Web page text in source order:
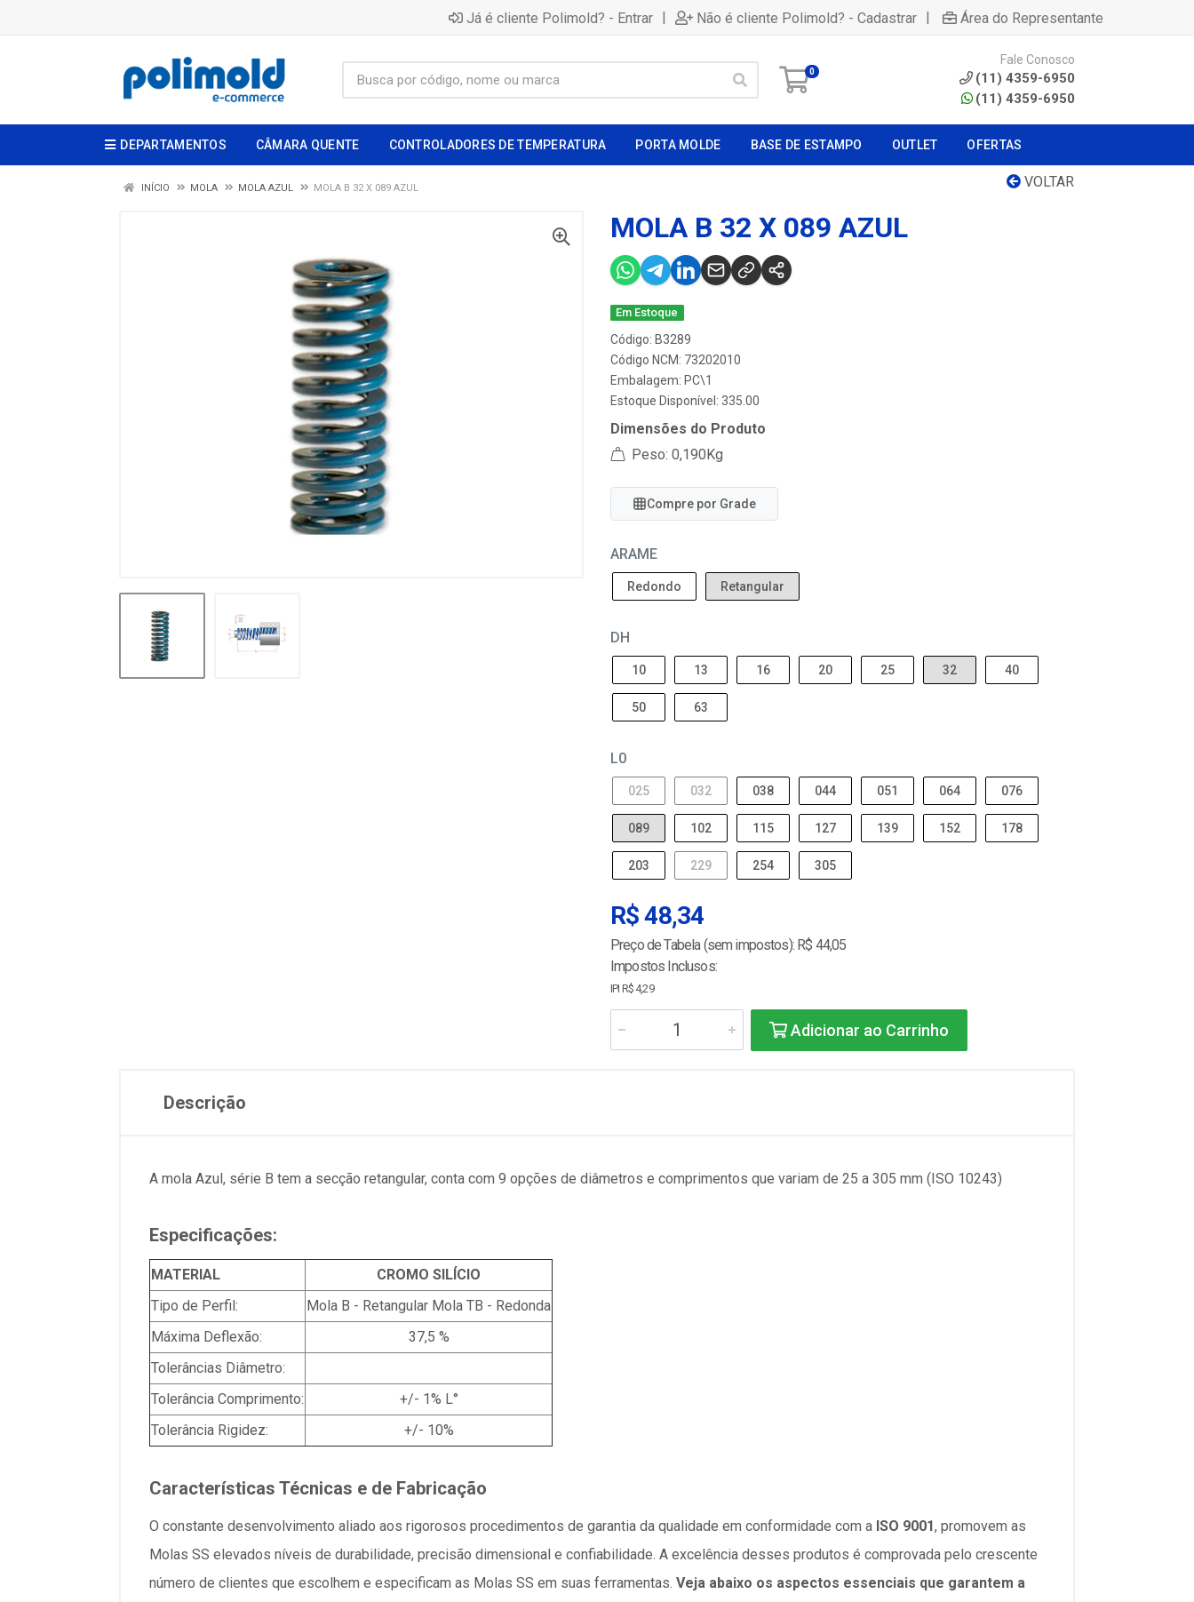
Já é cliente Polimold? - Entrar | Não é cliente Polimold? - Cadastrar | Área do Representante
0
Fale Conosco
(11) 4359-6950
(11) 4359-6950
DEPARTAMENTOS CÂMARA QUENTE CONTROLADORES DE TEMPERATURA PORTA MOLDE BASE DE ESTAMPO OUTLET OFERTAS
VOLTAR
INÍCIO MOLA MOLA AZUL MOLA B 32 X 089 AZUL
MOLA B 32 X 089 AZUL
Em Estoque
Código: B3289
Código NCM: 73202010
Embalagem: PC\1
Estoque Disponível: 335.00
Dimensões do Produto
Peso: 0,190Kg
Compre por Grade
ARAME
Redondo Retangular
DH
10 13 16 20 25 32 40
50 63
L0
025 032 038 044 051 064 076
089 102 115 127 139 152 178
203 229 254 305
R$ 48,34
Preço de Tabela (sem impostos): R$ 44,05
Impostos Inclusos:
IPI R$ 4,29
Adicionar ao Carrinho
Descrição
A mola Azul, série B tem a secção retangular, conta com 9 opções de diâmetros e comprimentos que variam de 25 a 305 mm (ISO 10243)
Especificações:
MATERIAL
CROMO SILÍCIO
Tipo de Perfil:
Mola B - Retangular Mola TB - Redonda
Máxima Deflexão:
37,5 %
Tolerâncias Diâmetro:
Tolerância Comprimento:
+/- 1% L°
Tolerância Rigidez:
+/- 10%
Características Técnicas e de Fabricação
O constante desenvolvimento aliado aos rigorosos procedimentos de garantia da qualidade em conformidade com a ISO 9001, promovem as
Molas SS elevados níveis de durabilidade, precisão dimensional e confiabilidade. A excelência desses produtos é comprovada pelo crescente
número de clientes que escolhem e especificam as Molas SS em suas ferramentas. Veja abaixo os aspectos essenciais que garantem a